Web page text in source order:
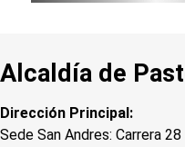
Alcaldía de
Dirección Principal:
Sede San Andres: Carrera